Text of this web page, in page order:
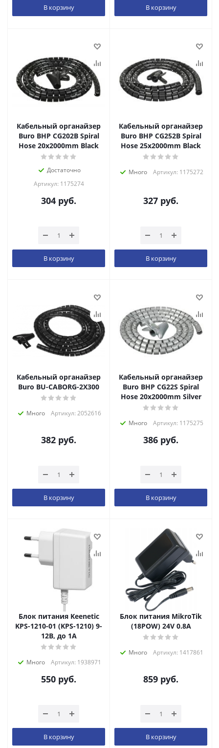
В корзину В корзину
Кабельный органайзер
Buro BHP CG202B Spiral
Hose 20x2000mm Black
Достаточно
Артикул: 1175274
304 руб.
В корзину
Кабельный органайзер
Buro BHP CG252B Spiral
Hose 25x2000mm Black
Много Артикул: 1175272
327 руб.
В корзину
Кабельный органайзер
Buro BU-CABORG-2X300
Много Артикул: 2052616
382 руб.
В корзину
Кабельный органайзер
Buro BHP CG22S Spiral
Hose 20x2000mm Silver
Много Артикул: 1175275
386 руб.
В корзину
Блок питания Keenetic
KPS-1210-01 (KPS-1210) 9-
12В, до 1А
Много Артикул: 1938971
550 руб.
В корзину
Блок питания MikroTik
(18POW) 24V 0.8A
Много Артикул: 1417861
859 руб.
В корзину